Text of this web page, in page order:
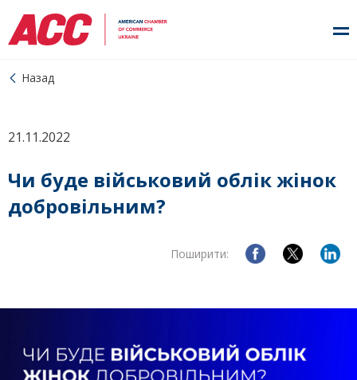
Назад
21.11.2022
Чи буде військовий облік жінок
добровільним?
Поширити: